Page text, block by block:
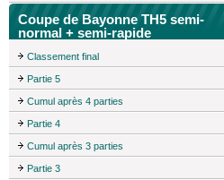
Coupe de Bayonne TH5 semi-
normal + semi-rapide
Classement final
Partie 5
Cumul après 4 parties
Partie 4
Cumul après 3 parties
Partie 3